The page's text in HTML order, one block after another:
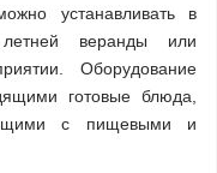
устанавливать в
веранды или
Оборудование
готовые блюда,
с пищевыми и